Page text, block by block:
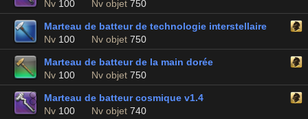
Nv 100 Nv objet 750
Marteau de batteur de technologie interstellaire
Nv 100 Nv objet 750
Marteau de batteur de la main dorée
Nv 100 Nv objet 750
Marteau de batteur cosmique v1.4
Nv 100 Nv objet 740